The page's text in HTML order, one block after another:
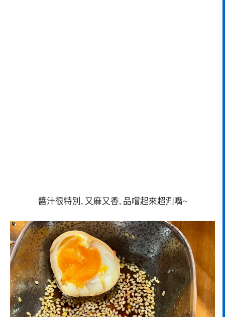
醬汁很特別, 又麻又香, 品嚐起來超涮嘴~